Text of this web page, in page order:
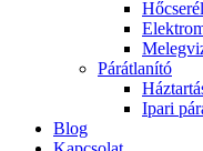
Párátlanító
Ipari
Blog